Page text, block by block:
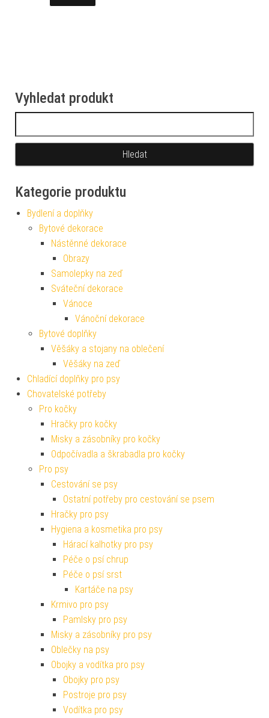
Vyhledat produkt
Kategorie produktu
Bydlení a doplňky
Bytové dekorace
Nástěnné dekorace
Obrazy
Samolepky na zeď
Sváteční dekorace
Vánoce
Vánoční dekorace
Bytové doplňky
Věšáky a stojany na oblečení
Věšáky na zeď
Chladící doplňky pro psy
Chovatelské potřeby
Pro kočky
Hračky pro kočky
Misky a zásobníky pro kočky
Odpočívadla a škrabadla pro kočky
Pro psy
Cestování se psy
Ostatní potřeby pro cestování se psem
Hračky pro psy
Hygiena a kosmetika pro psy
Hárací kalhotky pro psy
Péče o psí chrup
Péče o psí srst
Kartáče na psy
Krmivo pro psy
Pamlsky pro psy
Misky a zásobníky pro psy
Oblečky na psy
Obojky a vodítka pro psy
Obojky pro psy
Postroje pro psy
Vodítka pro psy